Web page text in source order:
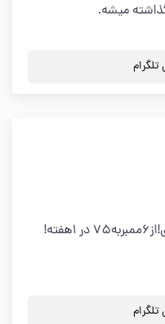
میشه.
کانالی هنری مخصوص افرادی هنری!از6ممبربه75 در 1هفته!